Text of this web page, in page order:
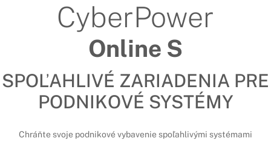
CyberPower
Online S
SPOĽAHLIVÉ ZARIADENIA PRE
PODNIKOVÉ SYSTÉMY
Chráňte svoje podnikové vybavenie spoľahlivými systémami